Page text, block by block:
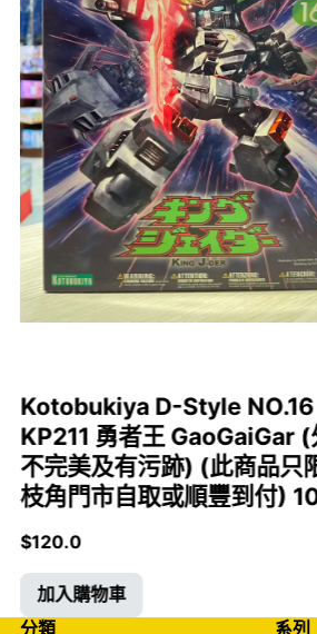
Kotobukiya D-Style NO.16
KP211 勇者王 GaoGaiGar (
不完美及有污跡) (此商品只
枝角門市自取或順豐到付)
$120.0
加入購物車
分類
系列